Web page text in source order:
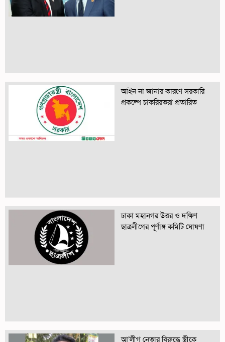
আইন না জানার কারণে সরকারি
প্রকল্পে চাকরিরতরা প্রতারিত
ঢাকা মহানগর উত্তর ও দক্ষিণ
ছাত্রলীগের পূর্ণাঙ্গ কমিটি ঘোষণা
আ’লীগ নেতার বিরুদ্ধে স্ত্রীকে